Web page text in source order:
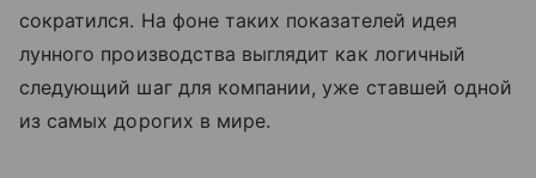
сократился. На фоне таких показателей идея
лунного производства выглядит как логичный
следующий шаг для компании, уже ставшей одной
из самых дорогих в мире.